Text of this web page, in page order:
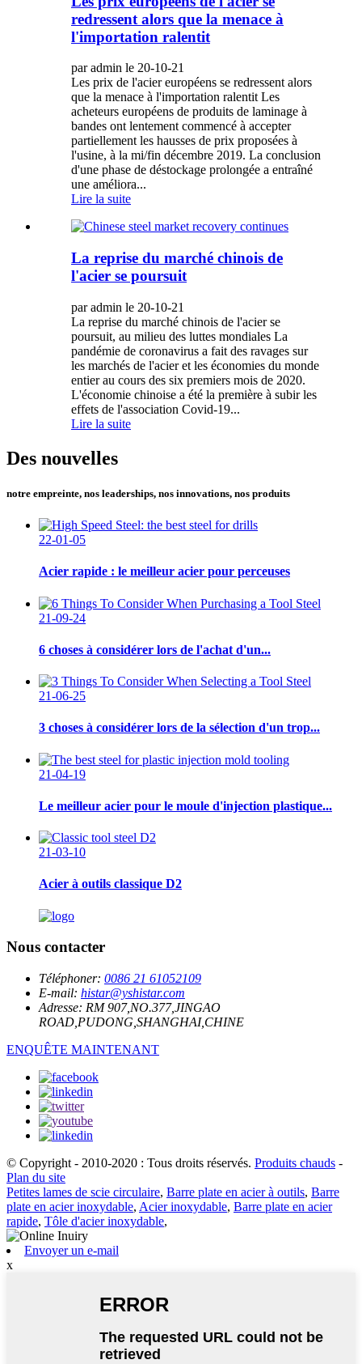
redressent alors que la menace à
l'importation ralentit
par admin le 20-10-21
Les prix de l'acier européens se redressent alors
que la menace à l'importation ralentit Les
acheteurs européens de produits de laminage à
bandes ont lentement commencé à accepter
partiellement les hausses de prix proposées à
l'usine, à la mi/fin décembre 2019. La conclusion
d'une phase de déstockage prolongée a entraîné
une améliora...
Lire la suite
La reprise du marché chinois de
l'acier se poursuit
par admin le 20-10-21
La reprise du marché chinois de l'acier se
poursuit, au milieu des luttes mondiales La
pandémie de coronavirus a fait des ravages sur
les marchés de l'acier et les économies du monde
entier au cours des six premiers mois de 2020.
L'économie chinoise a été la première à subir les
effets de l'association Covid-19...
Lire la suite
Des nouvelles
notre empreinte, nos leaderships, nos innovations, nos produits
22-01-05
Acier rapide : le meilleur acier pour perceuses
21-09-24
6 choses à considérer lors de l'achat d'un...
21-06-25
3 choses à considérer lors de la sélection d'un trop...
21-04-19
Le meilleur acier pour le moule d'injection plastique...
21-03-10
Acier à outils classique D2
Nous contacter
Téléphoner: 0086 21 61052109
E-mail: histar@yshistar.com
Adresse: RM 907,NO.377,JINGAO
ROAD,PUDONG,SHANGHAI,CHINE
ENQUÊTE MAINTENANT
© Copyright - 2010-2020 : Tous droits réservés. Produits chauds -
Plan du site
Petites lames de scie circulaire, Barre plate en acier à outils, Barre
plate en acier inoxydable, Acier inoxydable, Barre plate en acier
rapide, Tôle d'acier inoxydable,
Envoyer un e-mail
x